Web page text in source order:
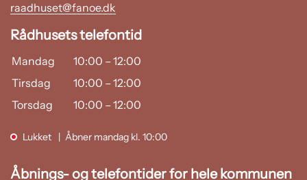
raadhuset@fanoe.dk
Rådhusets telefontid
Mandag 10:00 – 12:00
Tirsdag
10:00 – 12:00
Torsdag
10:00 – 12:00
Lukket Åbner mandag kl. 10:00
Åbnings- og telefontider for hele kommunen